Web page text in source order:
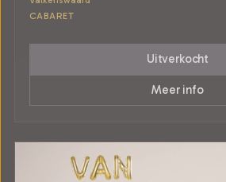
CABARET
Uitverkocht
Meer info